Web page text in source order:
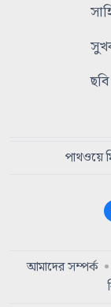
ছবি
পাথওয়ে
আমাদের সম্পর্ক